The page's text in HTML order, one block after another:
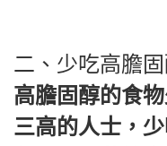
二、少吃高膽
高膽固醇的食
三高的人士，